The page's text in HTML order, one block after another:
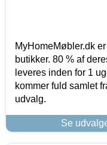
MyHomeMøbler.dk
butikker. 80 % af
leveres inden for 1
kommer fuld samlet
udvalg.
Se